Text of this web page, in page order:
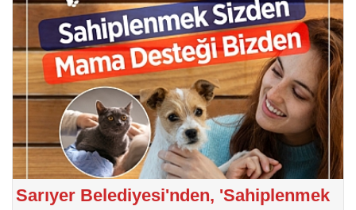
Sarıyer Belediyesi'nden, 'Sahiplenmek